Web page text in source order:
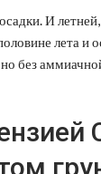
И
лета и
без